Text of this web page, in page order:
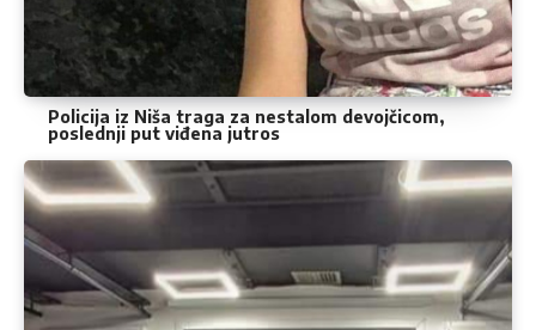
Policija iz Niša traga za nestalom devojčicom,
poslednji put viđena jutros